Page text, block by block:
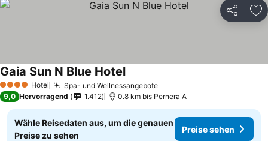
Teilen
4 Sterne Hotel Spa- und Wellnessangebote
Gaia Sun N Blue Hotel
9,0 Hervorragend 1.412 0.8 km bis Pernera A
Wähle Reisedaten aus, um die genauen
Preise zu sehen
Preise sehen